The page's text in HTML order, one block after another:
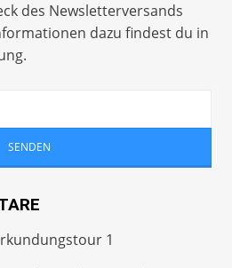
des Newsletterversands
dazu findest du in
.
1